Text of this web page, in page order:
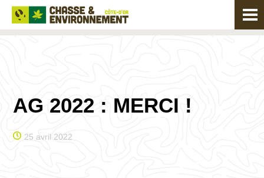
AG 2022 : MERCI !
25 avril 2022